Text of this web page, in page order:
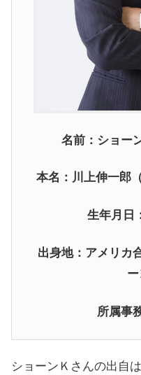
名前：ショー
本名：川上伸一郎
生年月日
出身地：アメリカ
所属事
ショーンＫさんの出自